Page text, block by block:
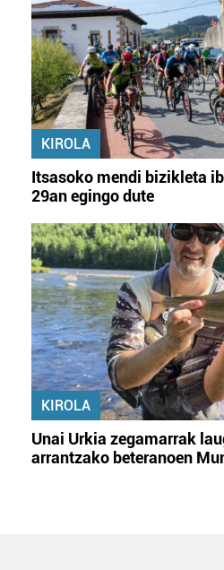
KIROLA
Itsasoko mendi bizikleta
29an egingo dute
KIROLA
Unai Urkia zegamarrak
arrantzako beteranoen